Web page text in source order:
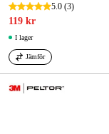
5.0 (3)
119 kr
I lager
Jämför